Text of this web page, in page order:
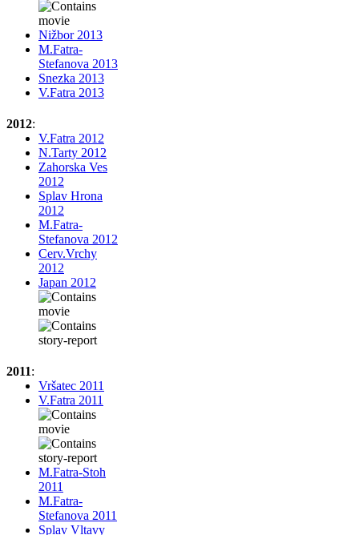
Nižbor 2013
M.Fatra-
Stefanova 2013
Snezka 2013
V.Fatra 2013
2012:
V.Fatra 2012
N.Tarty 2012
Zahorska Ves
2012
Splav Hrona
2012
M.Fatra-
Stefanova 2012
Cerv.Vrchy
2012
Japan 2012
2011:
Vršatec 2011
V.Fatra 2011
M.Fatra-Stoh
2011
M.Fatra-
Stefanova 2011
Splav Vltavy